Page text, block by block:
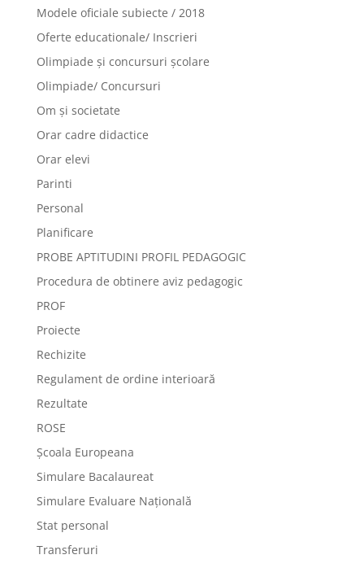
Modele oficiale subiecte / 2018
Oferte educationale/ Inscrieri
Olimpiade şi concursuri şcolare
Olimpiade/ Concursuri
Om și societate
Orar cadre didactice
Orar elevi
Parinti
Personal
Planificare
PROBE APTITUDINI PROFIL PEDAGOGIC
Procedura de obtinere aviz pedagogic
PROF
Proiecte
Rechizite
Regulament de ordine interioară
Rezultate
ROSE
Școala Europeana
Simulare Bacalaureat
Simulare Evaluare Națională
Stat personal
Transferuri